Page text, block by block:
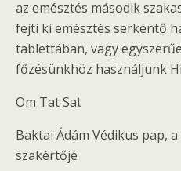
az emésztés második
fejti ki emésztés serkentő
tablettában, vagy
főzésünkhöz használjunk
Om Tat Sat
Baktai Ádám Védikus pap,
szakértője